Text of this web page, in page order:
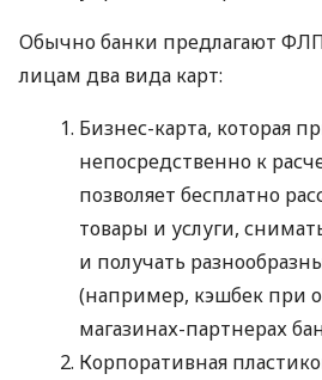
Обычно банки предлагают
лицам два вида карт:
Бизнес-карта, которая
непосредственно к
позволяет бесплатно
товары и услуги,
и получать
(например, кэшбек при
магазинах-партнерах
Корпоративная